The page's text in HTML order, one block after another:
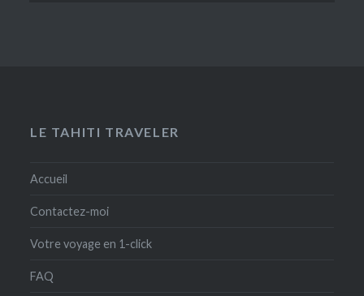
LE TAHITI TRAVELER
Accueil
Contactez-moi
Votre voyage en 1-click
FAQ